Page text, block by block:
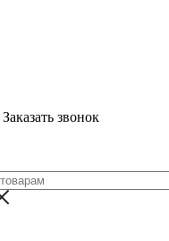
Заказать звонок